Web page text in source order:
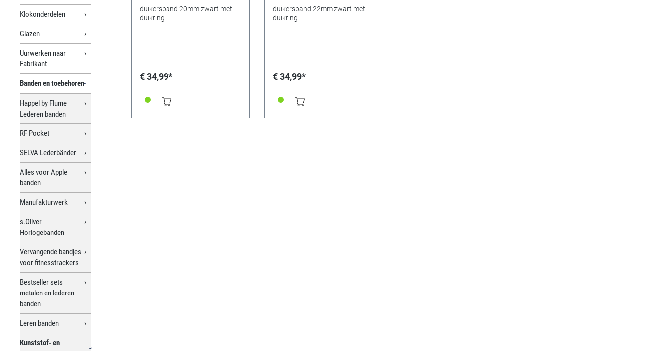
Klokonderdelen
Glazen
Uurwerken naar
Fabrikant
Banden en toebehoren
Happel by Flume
Lederen banden
RF Pocket
SELVA Lederbänder
Alles voor Apple
banden
Manufakturwerk
s.Oliver
Horlogebanden
Vervangende bandjes
voor fitnesstrackers
Bestseller sets
metalen en lederen
banden
Leren banden
Kunststof- en
duikersband 20mm zwart met
duikring
€ 34,99*
duikersband 22mm zwart met
duikring
€ 34,99*